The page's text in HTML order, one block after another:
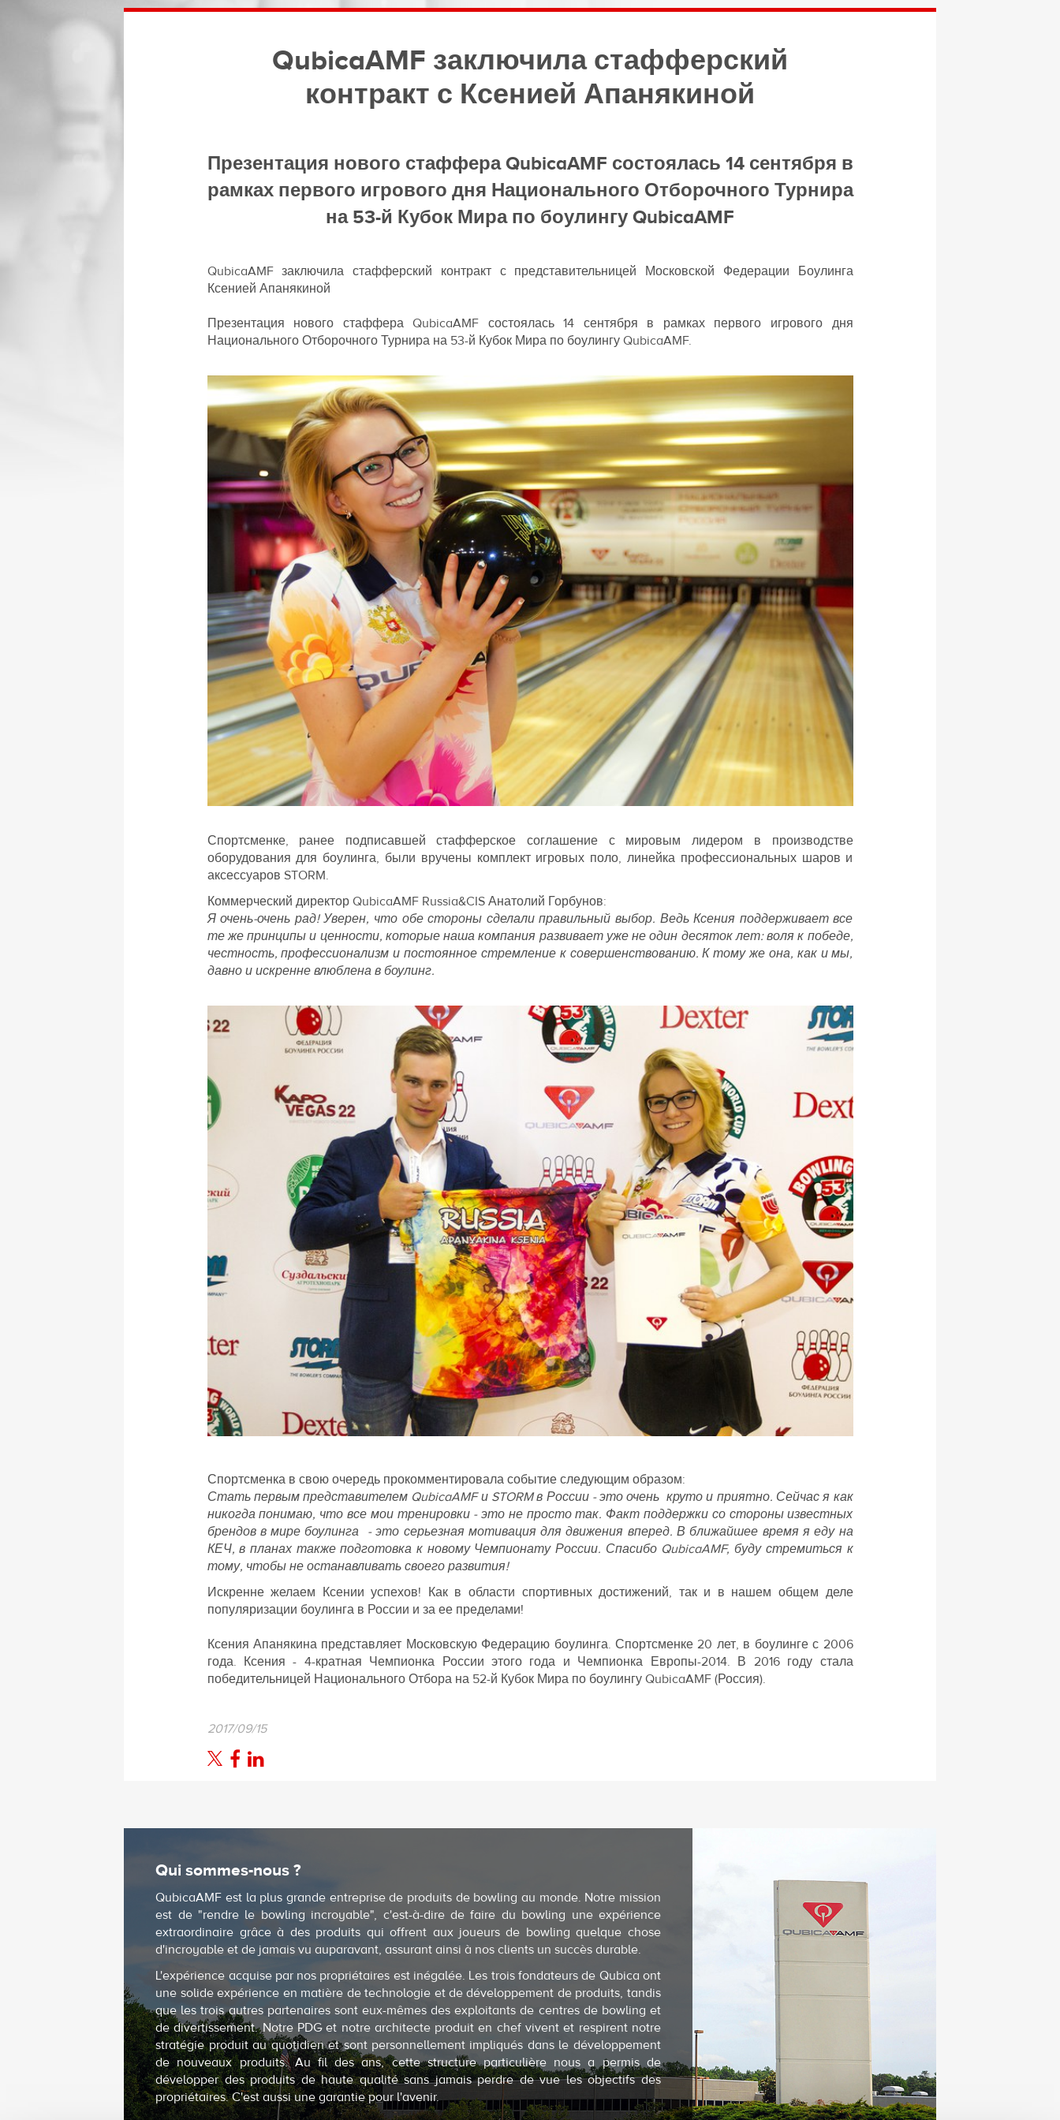
QubicaAMF заключила стафферский
контракт с Ксенией Апанякиной
Презентация нового стаффера QubicaAMF состоялась 14 сентября в
рамках первого игрового дня Национального Отборочного Турнира
на 53-й Кубок Мира по боулингу QubicaAMF
QubicaAMF заключила стафферский контракт с представительницей Московской Федерации Боулинга
Ксенией Апанякиной
Презентация нового стаффера QubicaAMF состоялась 14 сентября в рамках первого игрового дня
Национального Отборочного Турнира на 53-й Кубок Мира по боулингу QubicaAMF.
Спортсменке, ранее подписавшей стафферское соглашение с мировым лидером в производстве
оборудования для боулинга, были вручены комплект игровых поло, линейка профессиональных шаров и
аксессуаров STORM.
Коммерческий директор QubicaAMF Russia&CIS Анатолий Горбунов:
Я очень-очень рад! Уверен, что обе стороны сделали правильный выбор. Ведь Ксения поддерживает все
те же принципы и ценности, которые наша компания развивает уже не один десяток лет: воля к победе,
честность, профессионализм и постоянное стремление к совершенствованию. К тому же она, как и мы,
давно и искренне влюблена в боулинг.
Спортсменка в свою очередь прокомментировала событие следующим образом:
Стать первым представителем QubicaAMF и STORM в России - это очень круто и приятно. Сейчас я как
никогда понимаю, что все мои тренировки - это не просто так. Факт поддержки со стороны известных
брендов в мире боулинга - это серьезная мотивация для движения вперед. В ближайшее время я еду на
КЕЧ, в планах также подготовка к новому Чемпионату России. Спасибо QubicaAMF, буду стремиться к
тому, чтобы не останавливать своего развития!
Искренне желаем Ксении успехов! Как в области спортивных достижений, так и в нашем общем деле
популяризации боулинга в России и за ее пределами!
Ксения Апанякина представляет Московскую Федерацию боулинга. Спортсменке 20 лет, в боулинге с 2006
года. Ксения - 4-кратная Чемпионка России этого года и Чемпионка Европы-2014. В 2016 году стала
победительницей Национального Отбора на 52-й Кубок Мира по боулингу QubicaAMF (Россия).
2017/09/15
Qui sommes-nous ?
QubicaAMF est la plus grande entreprise de produits de bowling au monde. Notre mission
est de "rendre le bowling incroyable", c'est-à-dire de faire du bowling une expérience
extraordinaire grâce à des produits qui offrent aux joueurs de bowling quelque chose
d'incroyable et de jamais vu auparavant, assurant ainsi à nos clients un succès durable.
L'expérience acquise par nos propriétaires est inégalée. Les trois fondateurs de Qubica ont
une solide expérience en matière de technologie et de développement de produits, tandis
que les trois autres partenaires sont eux-mêmes des exploitants de centres de bowling et
de divertissement. Notre PDG et notre architecte produit en chef vivent et respirent notre
stratégie produit au quotidien et sont personnellement impliqués dans le développement
de nouveaux produits. Au fil des ans, cette structure particulière nous a permis de
développer des produits de haute qualité sans jamais perdre de vue les objectifs des
propriétaires. C'est aussi une garantie pour l'avenir.